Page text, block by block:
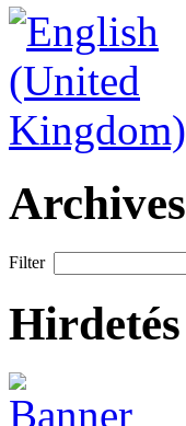
Archives
Filter
Hirdetés